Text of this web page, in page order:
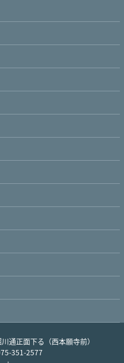
通正面下る（西本願寺前）
351-2577